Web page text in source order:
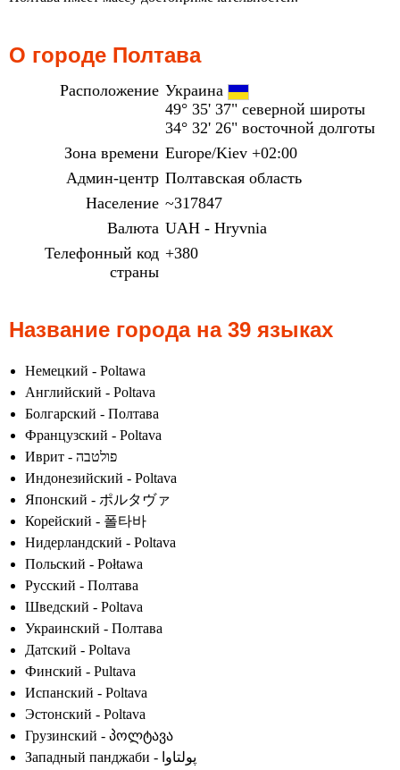
О городе Полтава
Расположение Украина
49° 35' 37" северной широты
34° 32' 26" восточной долготы
Зона времени Europe/Kiev +02:00
Админ-центр Полтавская область
Население ~317847
Валюта UAH - Hryvnia
Телефонный код
страны
+380
Название города на 39 языках
Немецкий - Poltawa
Английский - Poltava
Болгарский - Полтава
Французский - Poltava
Иврит - פולטבה
Индонезийский - Poltava
Японский - ポルタヴァ
Корейский - 폴타바
Нидерландский - Poltava
Польский - Połtawa
Русский - Полтава
Шведский - Poltava
Украинский - Полтава
Датский - Poltava
Финский - Pultava
Испанский - Poltava
Эстонский - Poltava
Грузинский - პოლტავა
Западный панджаби - پولتاوا